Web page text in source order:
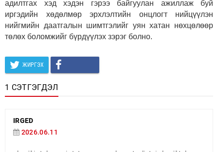
адилтгах хэд хэдэн гэрээ байгуулан ажиллаж буй
иргэдийн хөдөлмөр эрхлэлтийн онцлогт нийцүүлэн
нийгмийн даатгалын шимтгэлийг уян хатан нөхцөлөөр
төлөх боломжийг бүрдүүлэх зэрэг болно.
ЖИРГЭХ
1 СЭТГЭГДЭЛ
IRGED
2026.06.11